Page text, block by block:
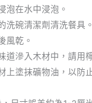
泡在水中浸泡。
洗碗清潔劑清洗餐具。
風乾。
道滲入木材中，請用
上塗抹礦物油，以防